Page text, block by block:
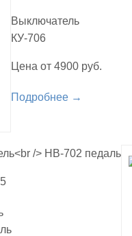
Выключатель
КУ-706
Цена от 4900 руб.
Подробнее →